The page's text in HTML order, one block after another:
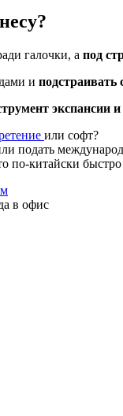
галочки, а под
и
экспансии
или софт?
подать
по-китайски
в офис